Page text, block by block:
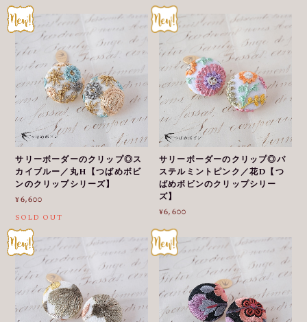
サリーボーダーのクリップ◎ス
カイブルー／丸H【つばめボビ
ンのクリップシリーズ】
¥6,600
SOLD OUT
サリーボーダーのクリップ◎パ
ステルミントピンク／花D【つ
ばめボビンのクリップシリー
ズ】
¥6,600